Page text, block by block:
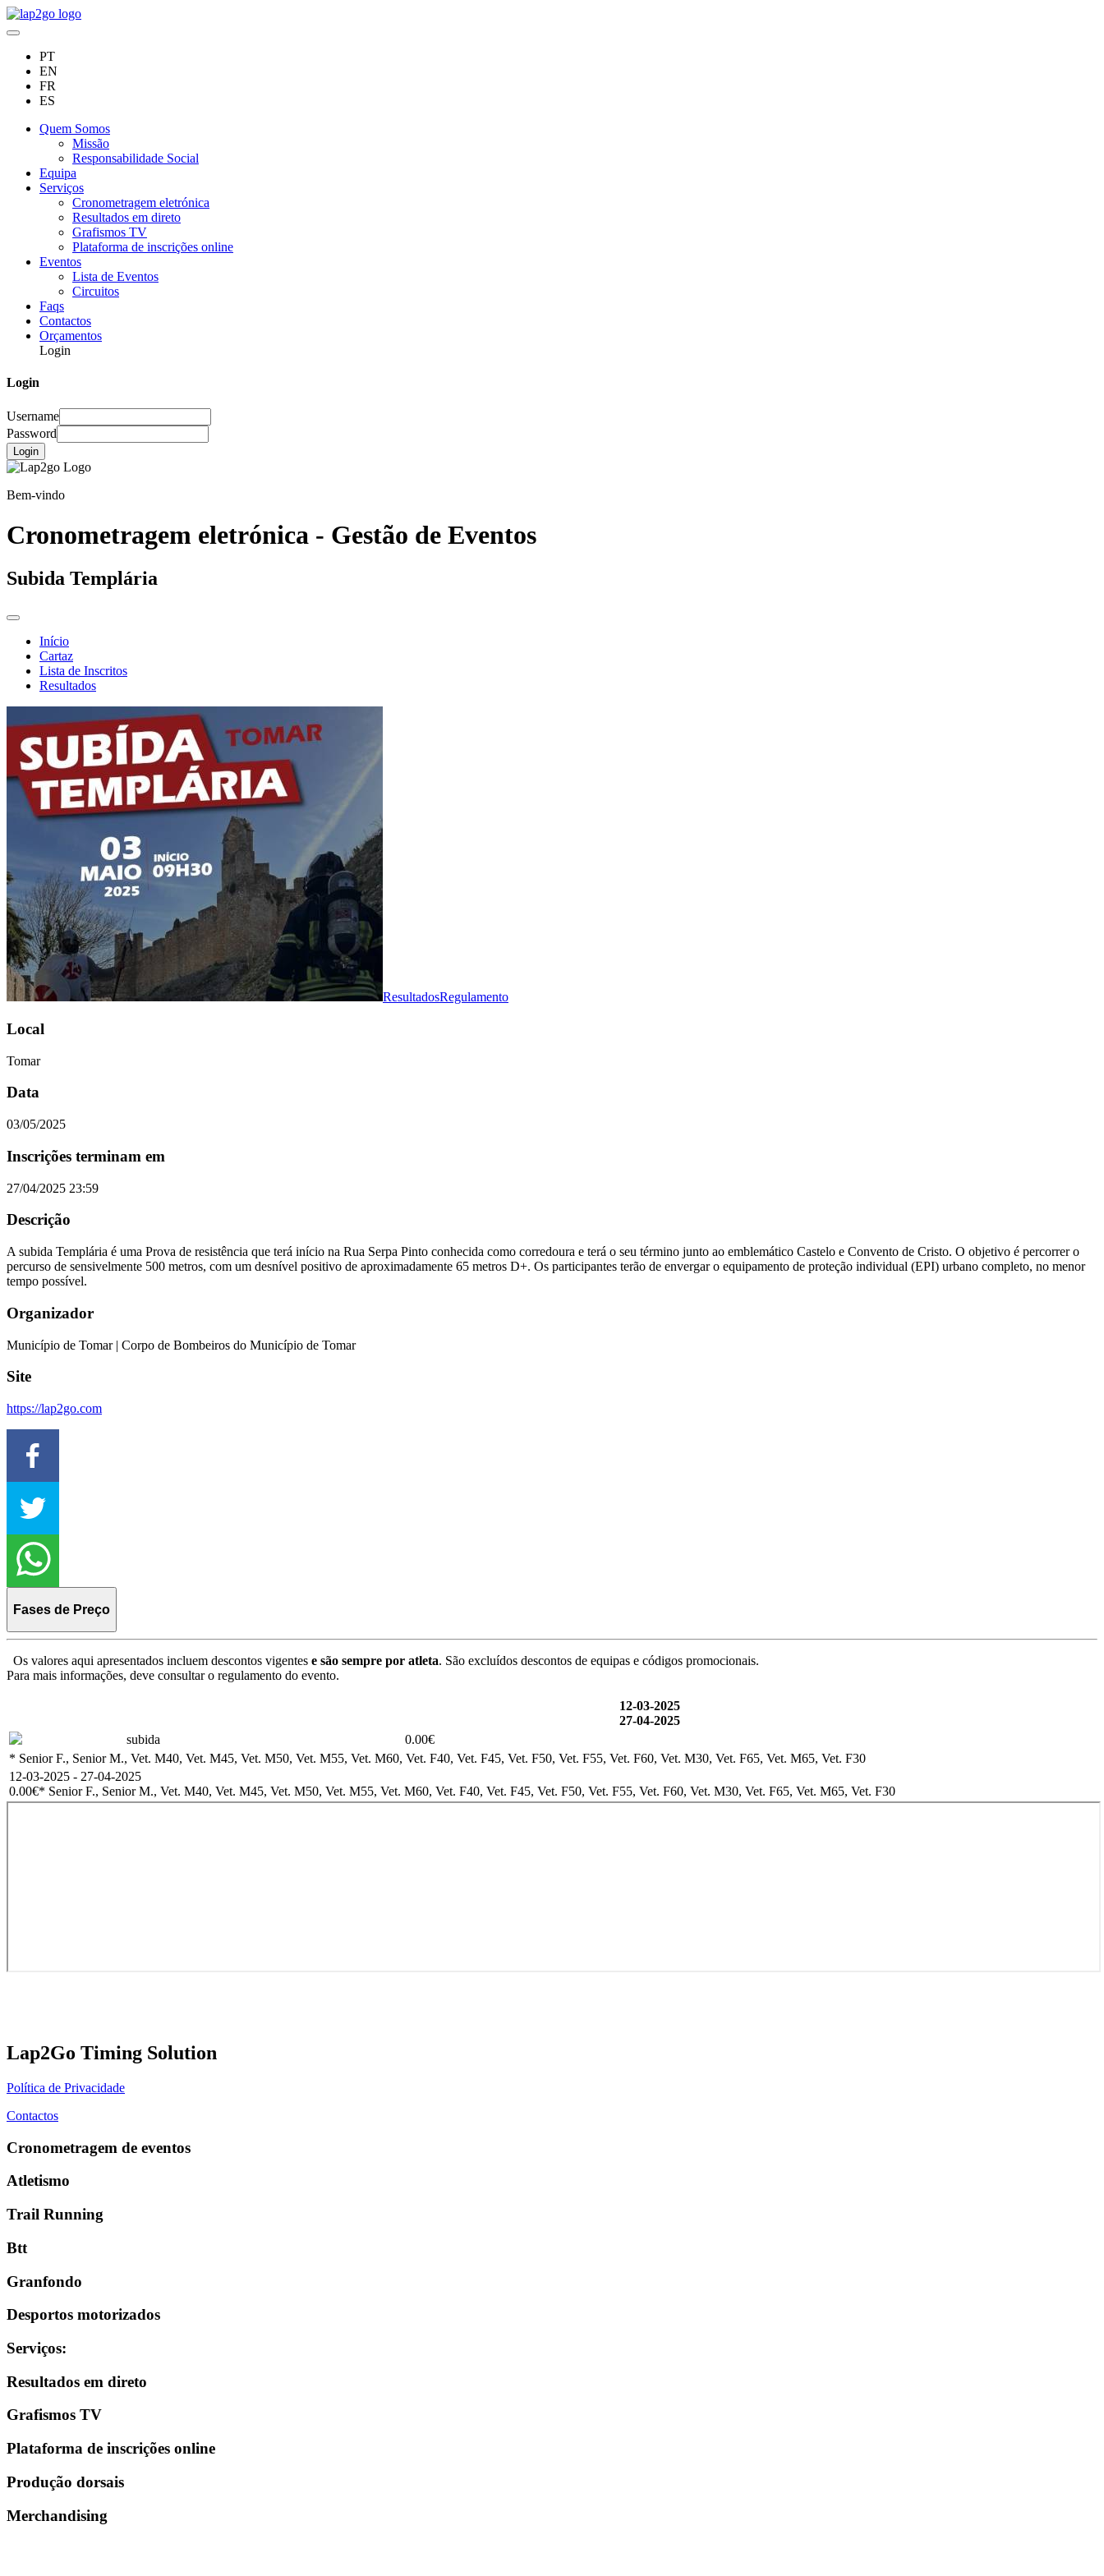
PT
EN
FR
ES
Quem Somos
Missão
Responsabilidade Social
Equipa
Serviços
Cronometragem eletrónica
Resultados em direto
Grafismos TV
Plataforma de inscrições online
Eventos
Lista de Eventos
Circuitos
Faqs
Contactos
Orçamentos
Login
Login
Username
Password
Login
Bem-vindo
Cronometragem eletrónica - Gestão de Eventos
Subida Templária
Início
Cartaz
Lista de Inscritos
Resultados
ResultadosRegulamento
Local
Tomar
Data
03/05/2025
Inscrições terminam em
27/04/2025 23:59
Descrição
A subida Templária é uma Prova de resistência que terá início na Rua Serpa Pinto conhecida como corredoura e terá o seu término junto ao emblemático Castelo e Convento de Cristo. O objetivo é percorrer o
percurso de sensivelmente 500 metros, com um desnível positivo de aproximadamente 65 metros D+. Os participantes terão de envergar o equipamento de proteção individual (EPI) urbano completo, no menor
tempo possível.
Organizador
Município de Tomar | Corpo de Bombeiros do Município de Tomar
Site
https://lap2go.com
Fases de Preço
Os valores aqui apresentados incluem descontos vigentes e são sempre por atleta. São excluídos descontos de equipas e códigos promocionais.
Para mais informações, deve consultar o regulamento do evento.
12-03-2025
27-04-2025
subida
0.00€
* Senior F., Senior M., Vet. M40, Vet. M45, Vet. M50, Vet. M55, Vet. M60, Vet. F40, Vet. F45, Vet. F50, Vet. F55, Vet. F60, Vet. M30, Vet. F65, Vet. M65, Vet. F30
12-03-2025 - 27-04-2025
0.00€* Senior F., Senior M., Vet. M40, Vet. M45, Vet. M50, Vet. M55, Vet. M60, Vet. F40, Vet. F45, Vet. F50, Vet. F55, Vet. F60, Vet. M30, Vet. F65, Vet. M65, Vet. F30
Lap2Go Timing Solution
Política de Privacidade
Contactos
Cronometragem de eventos
Atletismo
Trail Running
Btt
Granfondo
Desportos motorizados
Serviços:
Resultados em direto
Grafismos TV
Plataforma de inscrições online
Produção dorsais
Merchandising